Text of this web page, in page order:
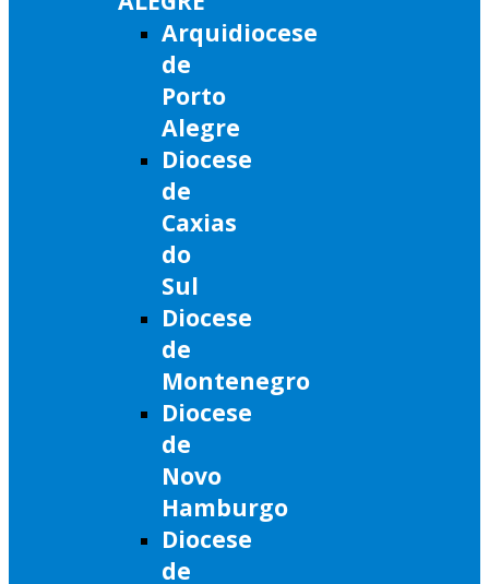
Arquidiocese
de
Porto
Alegre
Diocese
de
Caxias
do
Sul
Diocese
de
Montenegro
Diocese
de
Novo
Hamburgo
Diocese
de